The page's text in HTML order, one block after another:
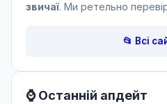
звичаї. Ми ретельно
📂 Всі
⌚ Останній апдейт